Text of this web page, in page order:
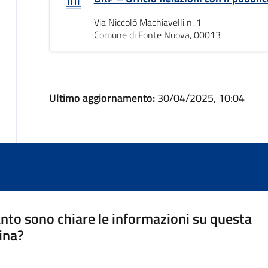
Via Niccolò Machiavelli n. 1
Comune di Fonte Nuova, 00013
Ultimo aggiornamento:30/04/2025, 10:04
sono chiare le informazioni su questa